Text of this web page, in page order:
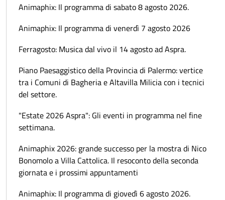
Animaphix: Il programma di sabato 8 agosto 2026.
Animaphix: Il programma di venerdì 7 agosto 2026
Ferragosto: Musica dal vivo il 14 agosto ad Aspra.
Piano Paesaggistico della Provincia di Palermo: vertice
tra i Comuni di Bagheria e Altavilla Milicia con i tecnici
del settore.
"Estate 2026 Aspra": Gli eventi in programma nel fine
settimana.
Animaphix 2026: grande successo per la mostra di Nico
Bonomolo a Villa Cattolica. Il resoconto della seconda
giornata e i prossimi appuntamenti
Animaphix: Il programma di giovedì 6 agosto 2026.